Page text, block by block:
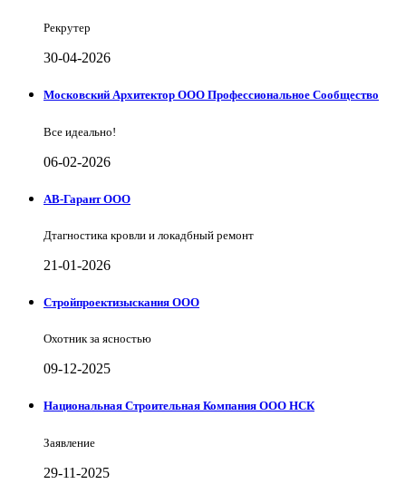
Рекрутер
30-04-2026
Московский Архитектор ООО Профессиональное Сообщество
Все идеально!
06-02-2026
АВ-Гарант ООО
Дтагностика кровли и локадбный ремонт
21-01-2026
Стройпроектизыскания ООО
Охотник за ясностью
09-12-2025
Национальная Строительная Компания ООО НСК
Заявление
29-11-2025